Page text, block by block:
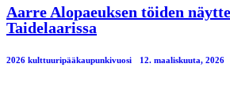
Aarre Alopaeuksen töiden
Taidelaarissa
2026 kulttuuripääkaupunkivuosi 12. maaliskuuta, 2026